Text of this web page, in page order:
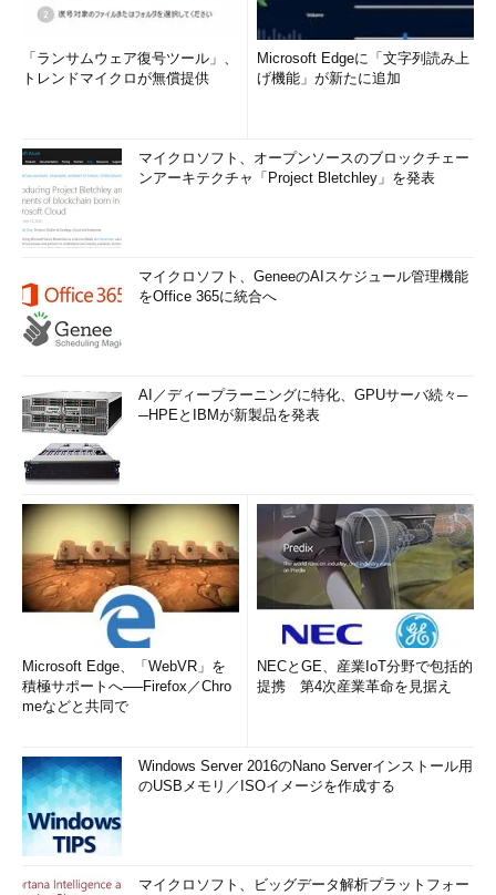
「ランサムウェア復号ツール」、
トレンドマイクロが無償提供
Microsoft Edgeに「文字列読み上
げ機能」が新たに追加
マイクロソフト、オープンソースのブロックチェー
ンアーキテクチャ「Project Bletchley」を発表
マイクロソフト、GeneeのAIスケジュール管理機能
をOffice 365に統合へ
AI／ディープラーニングに特化、GPUサーバ続々─
─HPEとIBMが新製品を発表
Microsoft Edge、「WebVR」を
積極サポートへ──Firefox／Chro
meなどと共同で
NECとGE、産業IoT分野で包括的
提携 第4次産業革命を見据え
Windows Server 2016のNano Serverインストール用
のUSBメモリ／ISOイメージを作成する
マイクロソフト、ビッグデータ解析プラットフォー